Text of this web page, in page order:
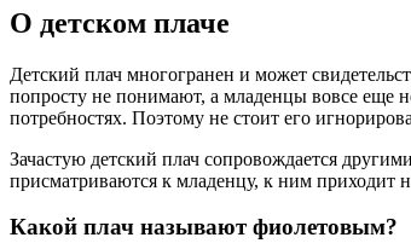
О детском плаче
Детский плач многогранен и может
попросту не понимают, а младенцы вовсе еще
потребностях. Поэтому не стоит его
Зачастую детский плач сопровождается
присматриваются к младенцу, к ним приходит
Какой плач называют фиолетовым?